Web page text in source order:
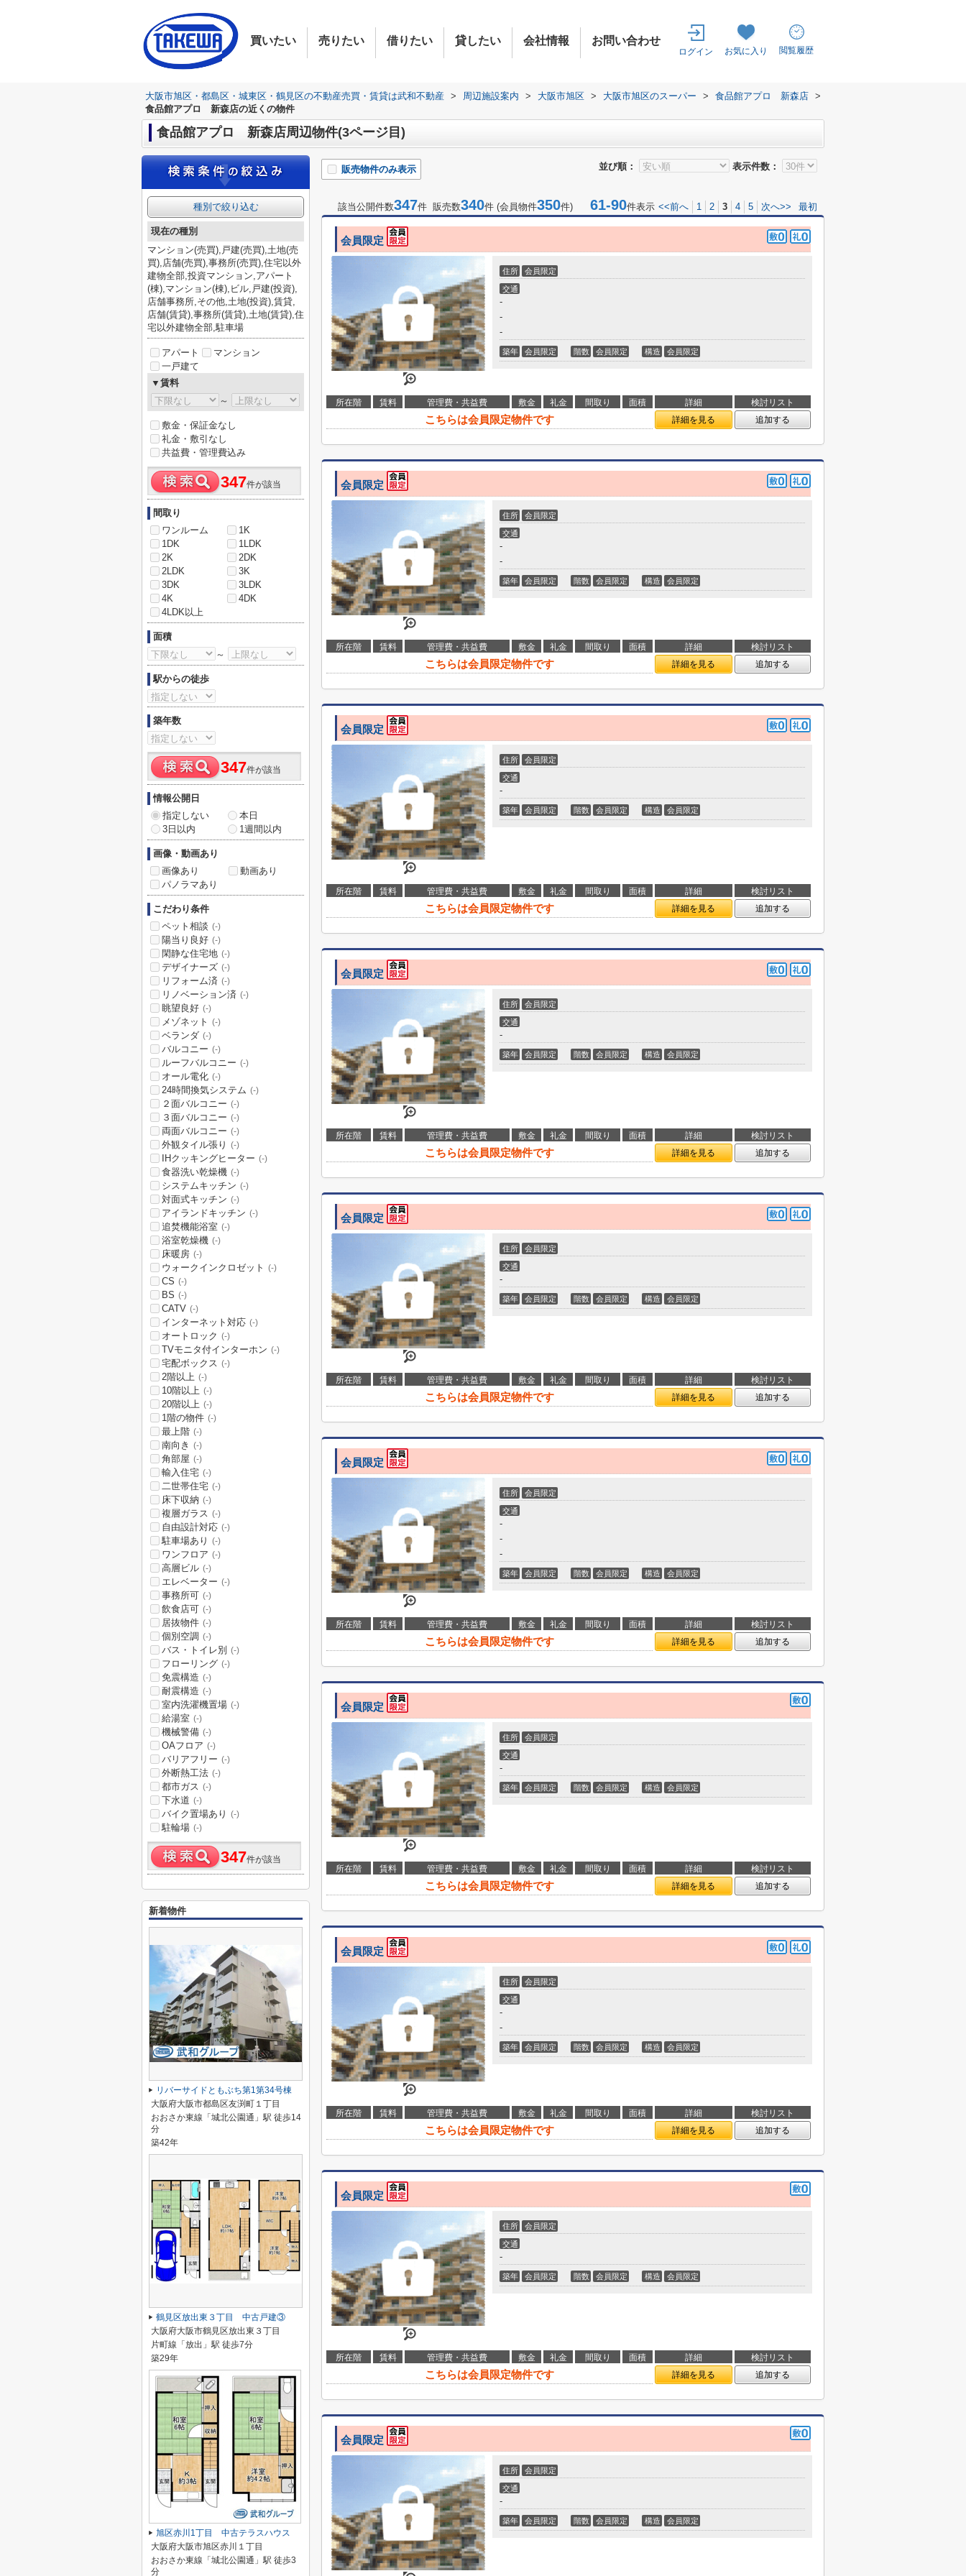
買いたい 売りたい 借りたい 貸したい 会社情報 お問い合わせ
ログイン お気に入り 閲覧履歴
大阪市旭区・都島区・城東区・鶴見区の不動産売買・賃貸は武和不動産 > 周辺施設案内 > 大阪市旭区 > 大阪市旭区のスーパー > 食品館アプロ 新森店 >
食品館アプロ 新森店の近くの物件
食品館アプロ 新森店周辺物件(3ページ目)
並び順： 表示件数：
販売物件のみ表示
該当公開件数347件 販売数340件 (会員物件350件) 61-90件表示 <<前へ 1 2 3 4 5 次へ>> 最初
会員限定
住所 会員限定
交通
-
-
-
築年 会員限定 階数 会員限定 構造 会員限定
所在階 賃料 管理費・共益費 敷金 礼金 間取り 面積 詳細 検討リスト
こちらは会員限定物件です 詳細を見る 追加する
会員限定
住所 会員限定
交通
-
-
築年 会員限定 階数 会員限定 構造 会員限定
所在階 賃料 管理費・共益費 敷金 礼金 間取り 面積 詳細 検討リスト
こちらは会員限定物件です 詳細を見る 追加する
会員限定
住所 会員限定
交通
-
築年 会員限定 階数 会員限定 構造 会員限定
所在階 賃料 管理費・共益費 敷金 礼金 間取り 面積 詳細 検討リスト
こちらは会員限定物件です 詳細を見る 追加する
会員限定
住所 会員限定
交通
-
築年 会員限定 階数 会員限定 構造 会員限定
所在階 賃料 管理費・共益費 敷金 礼金 間取り 面積 詳細 検討リスト
こちらは会員限定物件です 詳細を見る 追加する
会員限定
住所 会員限定
交通
-
築年 会員限定 階数 会員限定 構造 会員限定
所在階 賃料 管理費・共益費 敷金 礼金 間取り 面積 詳細 検討リスト
こちらは会員限定物件です 詳細を見る 追加する
会員限定
住所 会員限定
交通
-
-
-
築年 会員限定 階数 会員限定 構造 会員限定
所在階 賃料 管理費・共益費 敷金 礼金 間取り 面積 詳細 検討リスト
こちらは会員限定物件です 詳細を見る 追加する
会員限定
住所 会員限定
交通
-
築年 会員限定 階数 会員限定 構造 会員限定
所在階 賃料 管理費・共益費 敷金 礼金 間取り 面積 詳細 検討リスト
こちらは会員限定物件です 詳細を見る 追加する
会員限定
住所 会員限定
交通
-
-
築年 会員限定 階数 会員限定 構造 会員限定
所在階 賃料 管理費・共益費 敷金 礼金 間取り 面積 詳細 検討リスト
こちらは会員限定物件です 詳細を見る 追加する
会員限定
住所 会員限定
交通
-
築年 会員限定 階数 会員限定 構造 会員限定
所在階 賃料 管理費・共益費 敷金 礼金 間取り 面積 詳細 検討リスト
こちらは会員限定物件です 詳細を見る 追加する
会員限定
住所 会員限定
交通
-
築年 会員限定 階数 会員限定 構造 会員限定
種別で絞り込む
現在の種別
マンション(売買),戸建(売買),土地(売
買),店舗(売買),事務所(売買),住宅以外
建物全部,投資マンション,アパート
(棟),マンション(棟),ビル,戸建(投資),
店舗事務所,その他,土地(投資),賃貸,
店舗(賃貸),事務所(賃貸),土地(賃貸),住
宅以外建物全部,駐車場
アパート
マンション
一戸建て
▼賃料
～
敷金・保証金なし
礼金・敷引なし
共益費・管理費込み
347件が該当
間取り
ワンルーム
1K
1DK
1LDK
2K
2DK
2LDK
3K
3DK
3LDK
4K
4DK
4LDK以上
面積
～
駅からの徒歩
築年数
347件が該当
情報公開日
指定しない
本日
3日以内
1週間以内
画像・動画あり
画像あり
動画あり
パノラマあり
こだわり条件
ペット相談 (-)
陽当り良好 (-)
閑静な住宅地 (-)
デザイナーズ (-)
リフォーム済 (-)
リノベーション済 (-)
眺望良好 (-)
メゾネット (-)
ベランダ (-)
バルコニー (-)
ルーフバルコニー (-)
オール電化 (-)
24時間換気システム (-)
２面バルコニー (-)
３面バルコニー (-)
両面バルコニー (-)
外観タイル張り (-)
IHクッキングヒーター (-)
食器洗い乾燥機 (-)
システムキッチン (-)
対面式キッチン (-)
アイランドキッチン (-)
追焚機能浴室 (-)
浴室乾燥機 (-)
床暖房 (-)
ウォークインクロゼット (-)
CS (-)
BS (-)
CATV (-)
インターネット対応 (-)
オートロック (-)
TVモニタ付インターホン (-)
宅配ボックス (-)
2階以上 (-)
10階以上 (-)
20階以上 (-)
1階の物件 (-)
最上階 (-)
南向き (-)
角部屋 (-)
輸入住宅 (-)
二世帯住宅 (-)
床下収納 (-)
複層ガラス (-)
自由設計対応 (-)
駐車場あり (-)
ワンフロア (-)
高層ビル (-)
エレベーター (-)
事務所可 (-)
飲食店可 (-)
居抜物件 (-)
個別空調 (-)
バス・トイレ別 (-)
フローリング (-)
免震構造 (-)
耐震構造 (-)
室内洗濯機置場 (-)
給湯室 (-)
機械警備 (-)
OAフロア (-)
バリアフリー (-)
外断熱工法 (-)
都市ガス (-)
下水道 (-)
バイク置場あり (-)
駐輪場 (-)
347件が該当
新着物件
リバーサイドともぶち第1第34号棟
大阪府大阪市都島区友渕町１丁目
おおさか東線「城北公園通」駅 徒歩14
分
築42年
鶴見区放出東３丁目 中古戸建③
大阪府大阪市鶴見区放出東３丁目
片町線「放出」駅 徒歩7分
築29年
旭区赤川1丁目 中古テラスハウス
大阪府大阪市旭区赤川１丁目
おおさか東線「城北公園通」駅 徒歩3
分